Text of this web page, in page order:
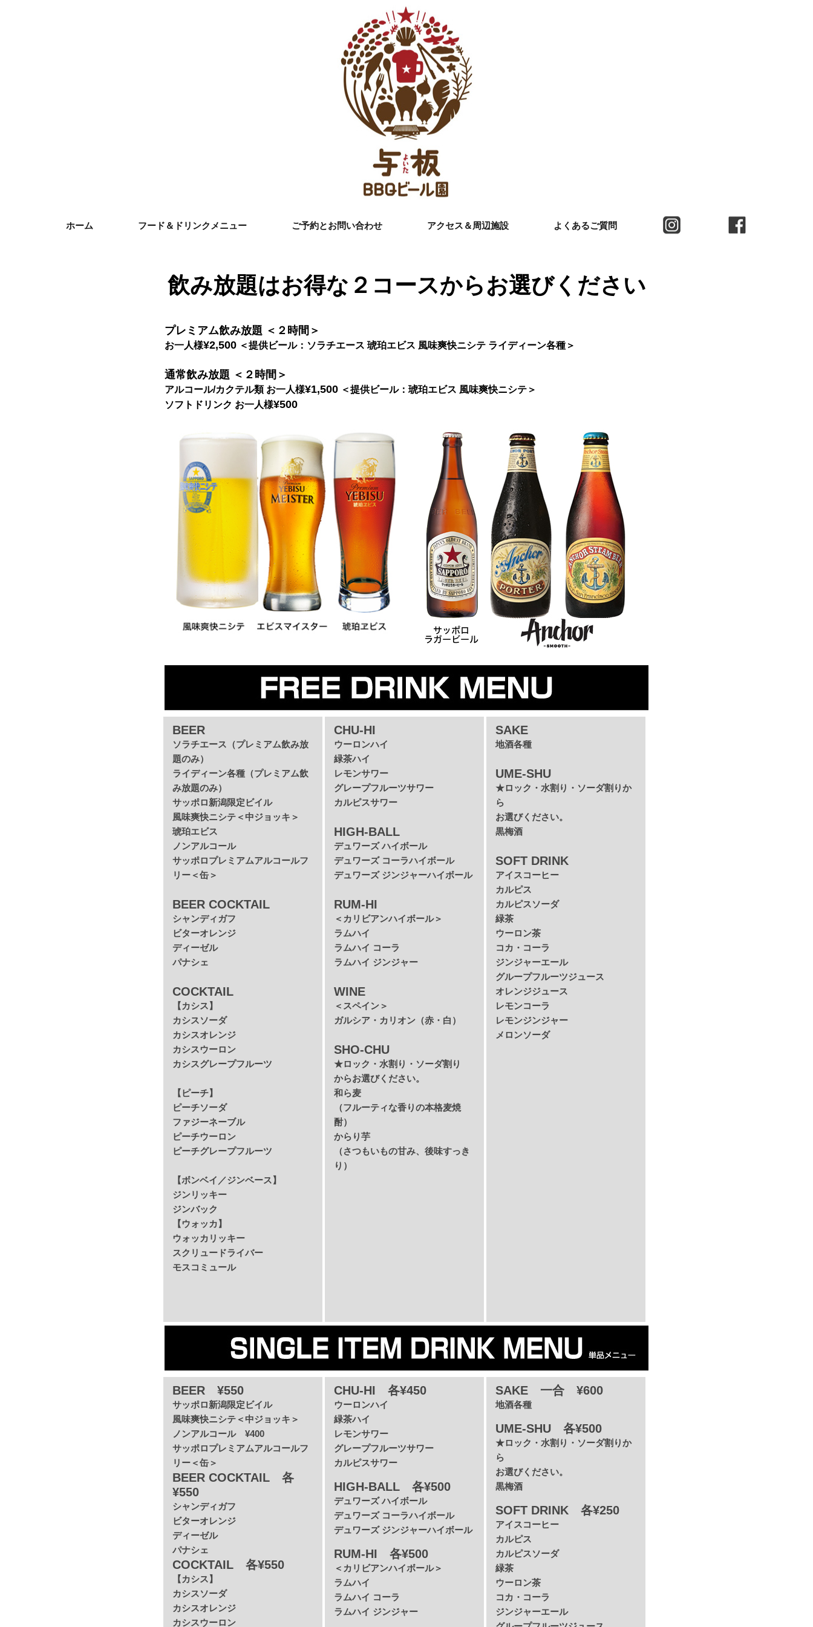
ホーム フード＆ドリンクメニュー ご予約とお問い合わせ アクセス＆周辺施設 よくあるご質問
飲み放題はお得な２コースからお選びください
プレミアム飲み放題 ＜２時間＞
お一人様¥2,500 ＜提供ビール：ソラチエース 琥珀エビス 風味爽快ニシテ ライディーン各種＞
通常飲み放題 ＜２時間＞
アルコール/カクテル類 お一人様¥1,500 ＜提供ビール：琥珀エビス 風味爽快ニシテ＞
ソフトドリンク お一人様¥500
BEER
ソラチエース（プレミアム飲み放
題のみ）
ライディーン各種（プレミアム飲
み放題のみ）
サッポロ新潟限定ビイル
風味爽快ニシテ＜中ジョッキ＞
琥珀エビス
ノンアルコール
サッポロプレミアムアルコールフ
リー＜缶＞
BEER COCKTAIL
シャンディガフ
ビターオレンジ
ディーゼル
パナシェ
COCKTAIL
【カシス】
カシスソーダ
カシスオレンジ
カシスウーロン
カシスグレープフルーツ
【ピーチ】
ピーチソーダ
ファジーネーブル
ピーチウーロン
ピーチグレープフルーツ
【ボンベイ／ジンベース】
ジンリッキー
ジンバック
【ウォッカ】
ウォッカリッキー
スクリュードライバー
モスコミュール
CHU-HI
ウーロンハイ
緑茶ハイ
レモンサワー
グレープフルーツサワー
カルピスサワー
HIGH-BALL
デュワーズ ハイボール
デュワーズ コーラハイボール
デュワーズ ジンジャーハイボール
RUM-HI
＜カリビアンハイボール＞
ラムハイ
ラムハイ コーラ
ラムハイ ジンジャー
WINE
＜スペイン＞
ガルシア・カリオン（赤・白）
SHO-CHU
★ロック・水割り・ソーダ割り
からお選びください。
和ら麦
（フルーティな香りの本格麦焼
酎）
からり芋
（さつもいもの甘み、後味すっき
り）
SAKE
地酒各種
UME-SHU
★ロック・水割り・ソーダ割りか
ら
お選びください。
黒梅酒
SOFT DRINK
アイスコーヒー
カルピス
カルピスソーダ
緑茶
ウーロン茶
コカ・コーラ
ジンジャーエール
グループフルーツジュース
オレンジジュース
レモンコーラ
レモンジンジャー
メロンソーダ
BEER ¥550
サッポロ新潟限定ビイル
風味爽快ニシテ＜中ジョッキ＞
ノンアルコール ¥400
サッポロプレミアムアルコールフ
リー＜缶＞
BEER COCKTAIL 各
¥550
シャンディガフ
ビターオレンジ
ディーゼル
パナシェ
COCKTAIL 各¥550
【カシス】
カシスソーダ
カシスオレンジ
カシスウーロン
CHU-HI 各¥450
ウーロンハイ
緑茶ハイ
レモンサワー
グレープフルーツサワー
カルピスサワー
HIGH-BALL 各¥500
デュワーズ ハイボール
デュワーズ コーラハイボール
デュワーズ ジンジャーハイボール
RUM-HI 各¥500
＜カリビアンハイボール＞
ラムハイ
ラムハイ コーラ
ラムハイ ジンジャー
SAKE 一合 ¥600
地酒各種
UME-SHU 各¥500
★ロック・水割り・ソーダ割りか
ら
お選びください。
黒梅酒
SOFT DRINK 各¥250
アイスコーヒー
カルピス
カルピスソーダ
緑茶
ウーロン茶
コカ・コーラ
ジンジャーエール